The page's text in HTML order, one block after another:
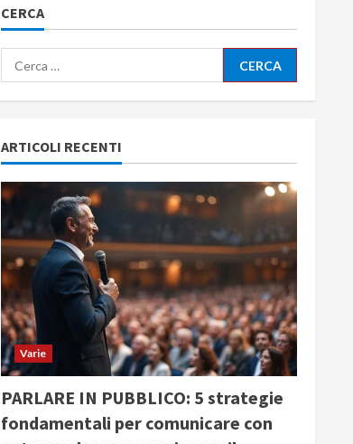
CERCA
Ricerca
per:
ARTICOLI RECENTI
Varie
PARLARE IN PUBBLICO: 5 strategie
fondamentali per comunicare con